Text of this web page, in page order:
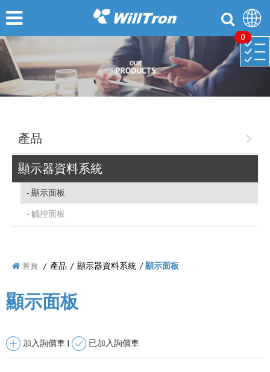
產品
顯示器資料系統
顯示面板
觸控面板
首頁 / 產品 / 顯示器資料系統 /顯示面板
0
顯示面板
加入詢價車 | 已加入詢價車